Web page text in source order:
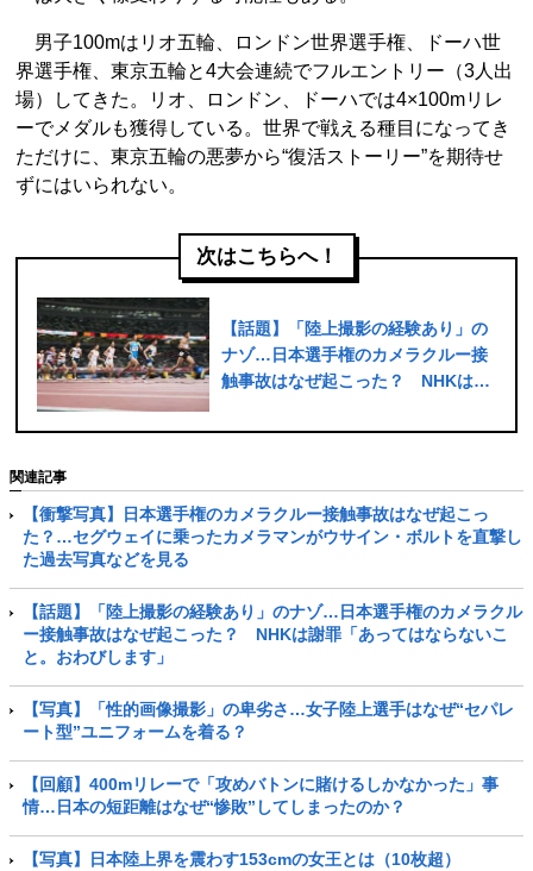
男子100mはリオ五輪、ロンドン世界選手権、ドーハ世
界選手権、東京五輪と4大会連続でフルエントリー（3人出
場）してきた。リオ、ロンドン、ドーハでは4×100mリレ
ーでメダルも獲得している。世界で戦える種目になってき
ただけに、東京五輪の悪夢から“復活ストーリー”を期待せ
ずにはいられない。
次はこちらへ！
【話題】「陸上撮影の経験あり」の
ナゾ…日本選手権のカメラクルー接
触事故はなぜ起こった？ NHKは謝
します」
関連記事
【衝撃写真】日本選手権のカメラクルー接触事故はなぜ起こっ
た？…セグウェイに乗ったカメラマンがウサイン・ボルトを直撃し
た過去写真などを見る
【話題】「陸上撮影の経験あり」のナゾ…日本選手権のカメラクル
ー接触事故はなぜ起こった？ NHKは謝罪「あってはならないこ
と。おわびします」
【写真】「性的画像撮影」の卑劣さ…女子陸上選手はなぜ“セパレ
ート型”ユニフォームを着る？
【回顧】400mリレーで「攻めバトンに賭けるしかなかった」事
情…日本の短距離はなぜ“惨敗”してしまったのか？
【写真】日本陸上界を震わす153cmの女王とは（10枚超）